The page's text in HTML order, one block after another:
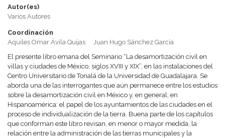
Autor(es)
Varios Autores
Coordinación
Aquiles Omar Ávila Quijas
Juan Hugo Sánchez García
El presente libro emana del Seminario “La desamortización civil en
villas y ciudades de México, siglos XVIII y XIX”, en las instalaciones del
Centro Universitario de Tonalá de la Universidad de Guadalajara. Se
aborda una de las interrogantes que aún permanece entre los estudios
sobre la desamortización civil en México y, en general, en
Hispanoamérica: el papel de los ayuntamientos de las ciudades en el
proceso de individualización de la tierra. Buena parte de los capítulos
que conforman este libro revisan, en menor o mayor medida, la
relación entre la administración de las tierras municipales y la